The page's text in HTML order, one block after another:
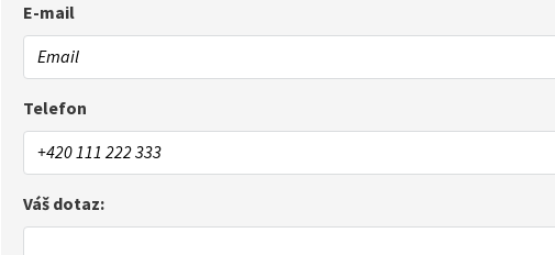
E-mail
Telefon
Váš dotaz: